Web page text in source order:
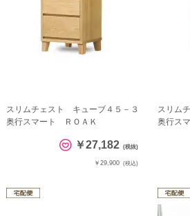
スリムチェスト キューブ４５－３
奥行スマート ＲＯＡＫ
￥27,182 (税抜)
￥29,900 (税込)
スリム
奥行ス